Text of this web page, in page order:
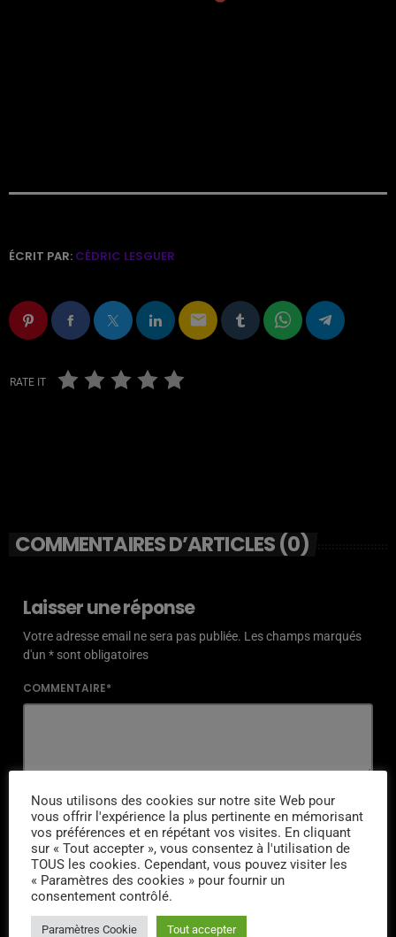
ÉCRIT PAR: CÉDRIC LESGUER
email
RATE IT
COMMENTAIRES D’ARTICLES (0)
Laisser une réponse
Votre adresse email ne sera pas publiée. Les champs marqués
d'un * sont obligatoires
COMMENTAIRE*
NOM*
EMAIL*
Nous utilisons des cookies sur notre site Web pour
vous offrir l'expérience la plus pertinente en mémorisant
vos préférences et en répétant vos visites. En cliquant
sur « Tout accepter », vous consentez à l'utilisation de
TOUS les cookies. Cependant, vous pouvez visiter les
« Paramètres des cookies » pour fournir un
consentement contrôlé.
Paramètres Cookie Tout accepter